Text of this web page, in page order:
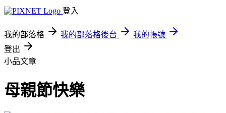
登入
我的部落格 我的部落格後台
我的帳號
登出
小品文章
母親節快樂